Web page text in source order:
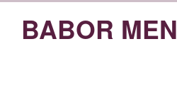
BABOR MEN